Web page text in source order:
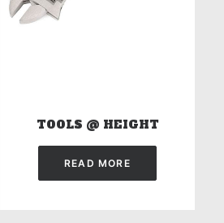
TOOLS @ HEIGHT
READ MORE